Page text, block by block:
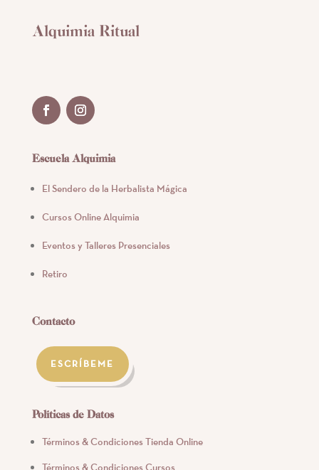
Alquimia Ritual
Escuela Alquimia
El Sendero de la Herbalista Mágica
Cursos Online Alquimia
Eventos y Talleres Presenciales
Retiro
Contacto
ESCRÍBEME
Políticas de Datos
Términos & Condiciones Tienda Online
Términos & Condiciones Cursos